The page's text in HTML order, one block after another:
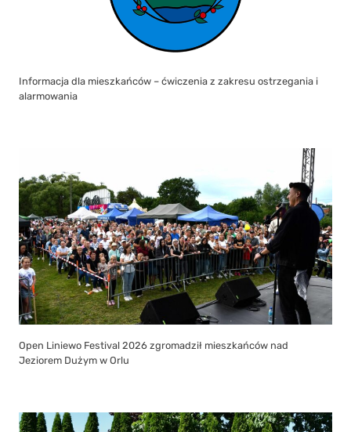
Informacja dla mieszkańców – ćwiczenia z zakresu ostrzegania i
alarmowania
Open Liniewo Festival 2026 zgromadził mieszkańców nad
Jeziorem Dużym w Orlu